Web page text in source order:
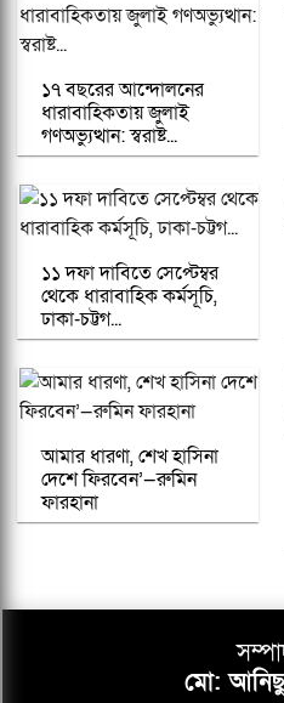
১৭ বছরের আন্দোলনের
ধারাবাহিকতায় জুলাই
গণঅভ্যুত্থান: স্বরাষ্ট...
১১ দফা দাবিতে সেপ্টেম্বর
থেকে ধারাবাহিক কর্মসূচি,
ঢাকা-চট্টগ...
আমার ধারণা, শেখ হাসিনা
দেশে ফিরবেন’—রুমিন
ফারহানা
মো: